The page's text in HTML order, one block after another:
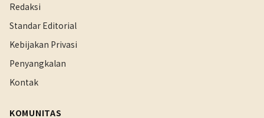
Redaksi
Standar Editorial
Kebijakan Privasi
Penyangkalan
Kontak
KOMUNITAS